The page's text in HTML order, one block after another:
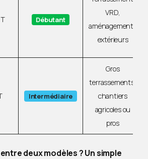
Débutant
VRD,
aménagements
extérieurs
Intermédiaire
Gros
terrassements,
chantiers
agricoles ou
pros
deux modèles ? Un simple